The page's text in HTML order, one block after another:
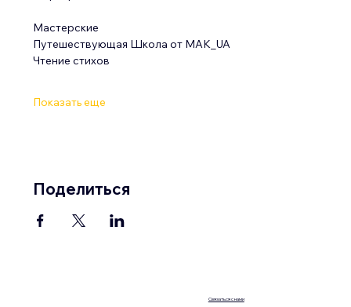
Мастерские
Путешествующая Школа от МАК_UA
Чтение стихов
Показать еще
Поделиться
Связаться с нами